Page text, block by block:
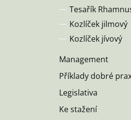
Tesařík
Kozlíček jilmový
Kozlíček jívový
Management
Příklady dobré
Legislativa
Ke stažení